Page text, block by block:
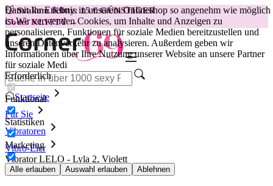
Damit Ihr Erlebnis in unserem Onlineshop so angenehm wie möglich
ist.Wir verwenden Cookies, um Inhalte und Anzeigen zu
personalisieren, Funktionen für soziale Medien bereitzustellen und
unseren Datenverkehr zu analysieren. Außerdem geben wir
Informationen über Ihre Nutzung unserer Website an unsere Partner
für soziale Medi
Erforderlich
Funktional
Statistiken
Marketing
Alle erlauben Auswahl erlauben Ablehnen
😽Svakom Klitty: 15 € GÜNSTIGER
Code: KLITTY →
Startseite
Für Sie
Vibratoren
Vibro-Eier
Vibrator LELO - Lyla 2, Violett